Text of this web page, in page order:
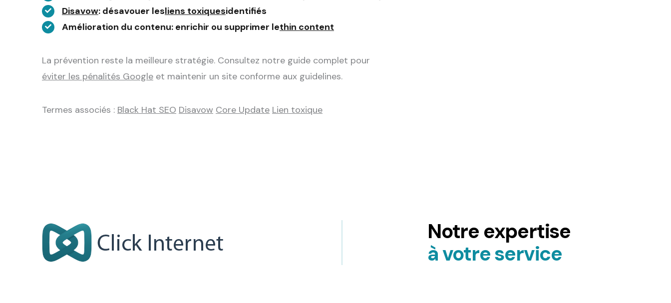
Disavow: désavouer lesliens toxiquesidentifiés
Amélioration du contenu: enrichir ou supprimer lethin content
La prévention reste la meilleure stratégie. Consultez notre guide complet pour
éviter les pénalités Google et maintenir un site conforme aux guidelines.
Termes associés : Black Hat SEO Disavow Core Update Lien toxique
Notre expertise
à votre service